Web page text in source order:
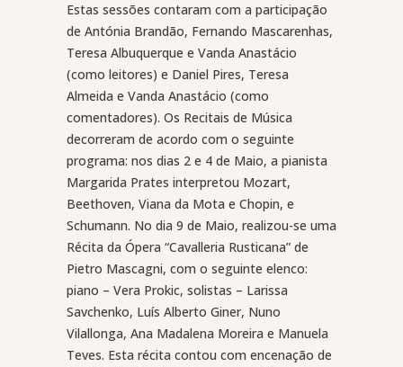
Estas sessões contaram com a participação
de Antónia Brandão, Fernando Mascarenhas,
Teresa Albuquerque e Vanda Anastácio
(como leitores) e Daniel Pires, Teresa
Almeida e Vanda Anastácio (como
comentadores). Os Recitais de Música
decorreram de acordo com o seguinte
programa: nos dias 2 e 4 de Maio, a pianista
Margarida Prates interpretou Mozart,
Beethoven, Viana da Mota e Chopin, e
Schumann. No dia 9 de Maio, realizou-se uma
Récita da Ópera “Cavalleria Rusticana” de
Pietro Mascagni, com o seguinte elenco:
piano – Vera Prokic, solistas – Larissa
Savchenko, Luís Alberto Giner, Nuno
Vilallonga, Ana Madalena Moreira e Manuela
Teves. Esta récita contou com encenação de